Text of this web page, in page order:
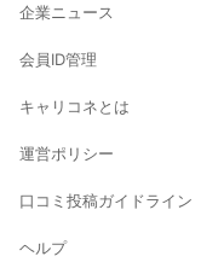
企業ニュース
会員ID管理
キャリコネとは
運営ポリシー
口コミ投稿ガイドライン
ヘルプ